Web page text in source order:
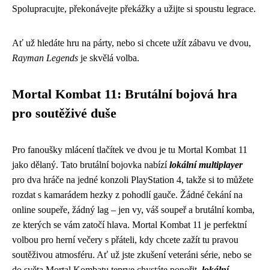
Spolupracujte, překonávejte překážky a užijte si spoustu legrace.
Ať už hledáte hru na párty, nebo si chcete užít zábavu ve dvou,
Rayman Legends je skvělá volba.
Mortal Kombat 11: Brutální bojová hra
pro soutěživé duše
Pro fanoušky mlácení tlačítek ve dvou je tu Mortal Kombat 11
jako dělaný. Tato brutální bojovka nabízílokální multiplayer
pro dva hráče na jedné konzoli PlayStation 4, takže si to můžete
rozdat s kamarádem hezky z pohodlí gauče. Žádné čekání na
online soupeře, žádný lag – jen vy, váš soupeř a brutální komba,
ze kterých se vám zatočí hlava. Mortal Kombat 11 je perfektní
volbou pro herní večery s přáteli, kdy chcete zažít tu pravou
soutěživou atmosféru. Ať už jste zkušení veteráni série, nebo se